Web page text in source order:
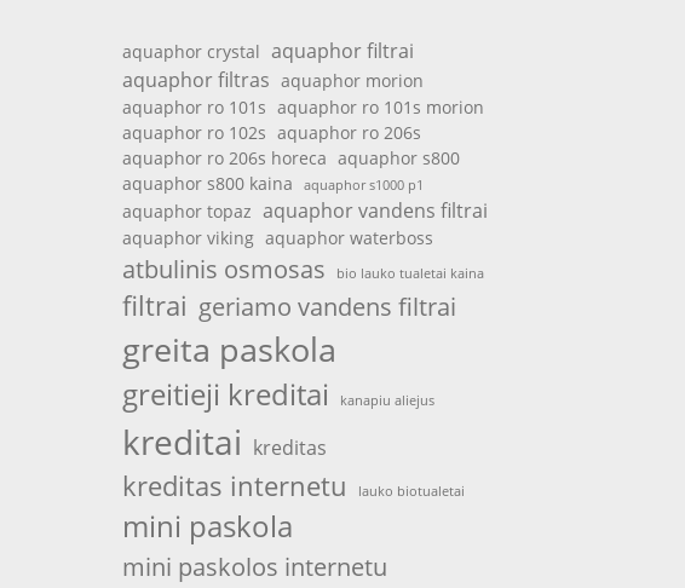
aquaphor crystal aquaphor filtrai
aquaphor filtras aquaphor morion
aquaphor ro 101s aquaphor ro 101s morion
aquaphor ro 102s aquaphor ro 206s
aquaphor ro 206s horeca aquaphor s800
aquaphor s800 kaina
aquaphor s1000 p1
aquaphor topaz aquaphor vandens filtrai
aquaphor viking aquaphor waterboss
atbulinis osmosas bio lauko tualetai kaina
filtrai geriamo vandens filtrai
greita paskola
greitieji kreditai kanapiu aliejus
kreditai kreditas
kreditas internetu lauko biotualetai
mini paskola
mini paskolos internetu